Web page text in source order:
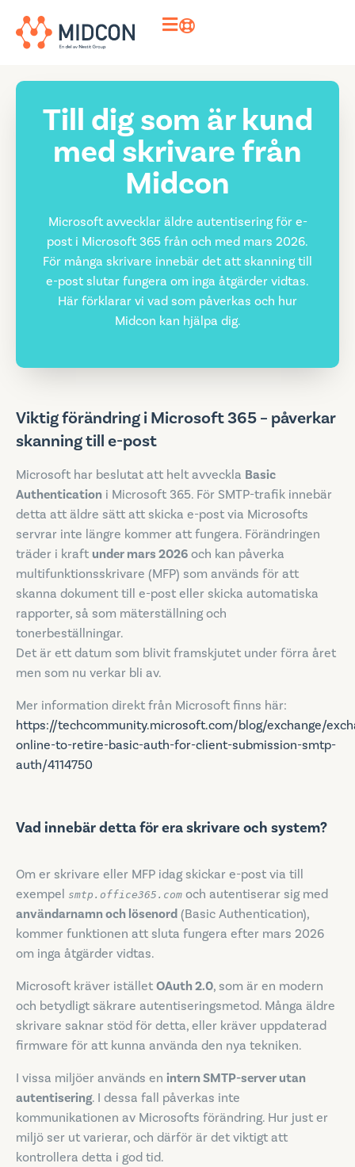
Till dig som är kund
med skrivare från
Midcon
Microsoft avvecklar äldre autentisering för e-
post i Microsoft 365 från och med mars 2026.
För många skrivare innebär det att skanning till
e-post slutar fungera om inga åtgärder vidtas.
Här förklarar vi vad som påverkas och hur
Midcon kan hjälpa dig.
Viktig förändring i Microsoft 365 – påverkar
skanning till e-post
Microsoft har beslutat att helt avveckla Basic
Authentication i Microsoft 365. För SMTP-trafik innebär
detta att äldre sätt att skicka e-post via Microsofts
servrar inte längre kommer att fungera. Förändringen
träder i kraft under mars 2026 och kan påverka
multifunktionsskrivare (MFP) som används för att
skanna dokument till e-post eller skicka automatiska
rapporter, så som mäterställning och
tonerbeställningar.
Det är ett datum som blivit framskjutet under förra året
men som nu verkar bli av.
Mer information direkt från Microsoft finns här:
https://techcommunity.microsoft.com/blog/exchange/
online-to-retire-basic-auth-for-client-submission-smtp-
auth/4114750
Vad innebär detta för era skrivare och system?
Om er skrivare eller MFP idag skickar e-post via till
exempel smtp.office365.com och autentiserar sig med
användarnamn och lösenord (Basic Authentication),
kommer funktionen att sluta fungera efter mars 2026
om inga åtgärder vidtas.
Microsoft kräver istället OAuth 2.0, som är en modern
och betydligt säkrare autentiseringsmetod. Många äldre
skrivare saknar stöd för detta, eller kräver uppdaterad
firmware för att kunna använda den nya tekniken.
I vissa miljöer används en intern SMTP-server utan
autentisering. I dessa fall påverkas inte
kommunikationen av Microsofts förändring. Hur just er
miljö ser ut varierar, och därför är det viktigt att
kontrollera detta i god tid.